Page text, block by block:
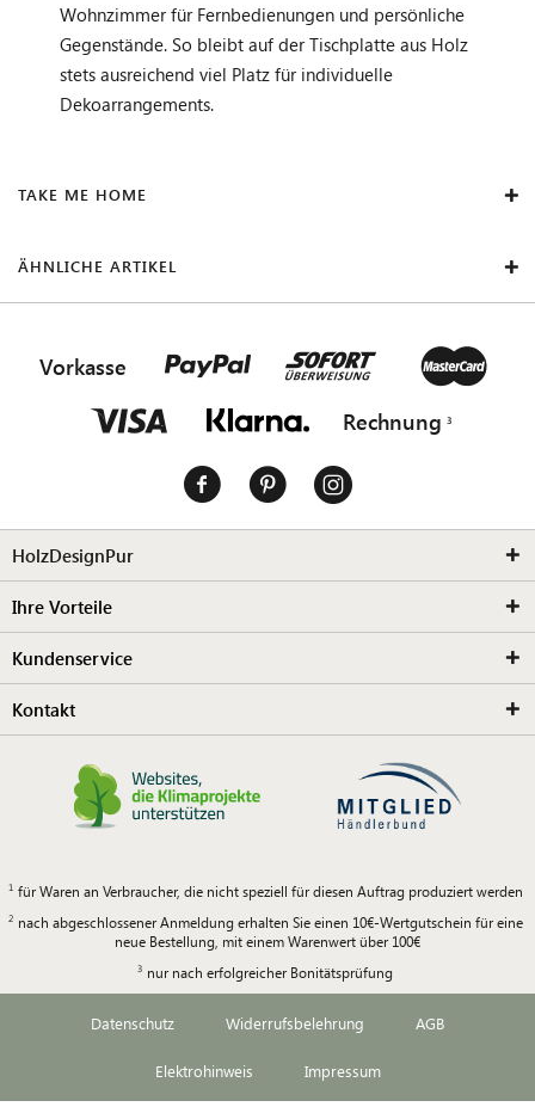
Wohnzimmer für Fernbedienungen und persönliche
Gegenstände. So bleibt auf der Tischplatte aus Holz
stets ausreichend viel Platz für individuelle
Dekoarrangements.
TAKE ME HOME
ÄHNLICHE ARTIKEL
Vorkasse
Rechnung
HolzDesignPur
Ihre Vorteile
Kundenservice
Kontakt
für Waren an Verbraucher, die nicht speziell für diesen Auftrag produziert werden
nach abgeschlossener Anmeldung erhalten Sie einen 10€-Wertgutschein für eine
neue Bestellung, mit einem Warenwert über 100€
nur nach erfolgreicher Bonitätsprüfung
Datenschutz Widerrufsbelehrung AGB
Elektrohinweis Impressum